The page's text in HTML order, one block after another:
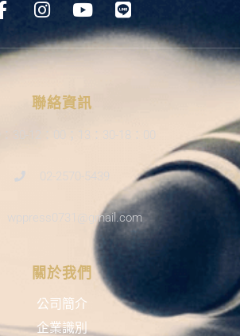
聯絡資訊
9：30-12：00；13：30-18：00
02-2570-5439
wppress0731@gmail.com
關於我們
公司簡介
企業識別